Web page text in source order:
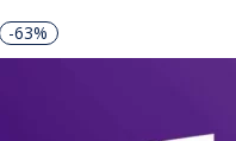
-63%